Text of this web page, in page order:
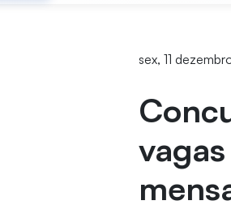
sex, 11